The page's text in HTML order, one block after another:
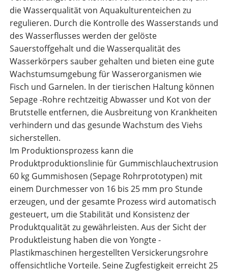
die Wasserqualität von Aquakulturenteichen zu
regulieren. Durch die Kontrolle des Wasserstands und
des Wasserflusses werden der gelöste
Sauerstoffgehalt und die Wasserqualität des
Wasserkörpers sauber gehalten und bieten eine gute
Wachstumsumgebung für Wasserorganismen wie
Fisch und Garnelen. In der tierischen Haltung können
Sepage -Rohre rechtzeitig Abwasser und Kot von der
Brutstelle entfernen, die Ausbreitung von Krankheiten
verhindern und das gesunde Wachstum des Viehs
sicherstellen.
Im Produktionsprozess kann die
Produktproduktionslinie für Gummischlauchextrusion
60 kg Gummishosen (Sepage Rohrprototypen) mit
einem Durchmesser von 16 bis 25 mm pro Stunde
erzeugen, und der gesamte Prozess wird automatisch
gesteuert, um die Stabilität und Konsistenz der
Produktqualität zu gewährleisten. Aus der Sicht der
Produktleistung haben die von Yongte -
Plastikmaschinen hergestellten Versickerungsrohre
offensichtliche Vorteile. Seine Zugfestigkeit erreicht 25